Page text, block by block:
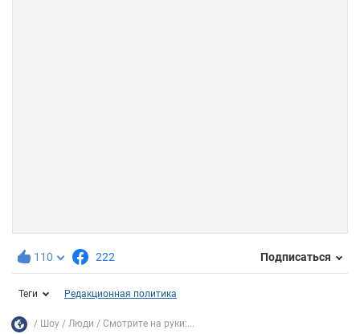
110 222 Подписаться
Теги Редакционная политика
Шоу Люди Смотрите на руки:...